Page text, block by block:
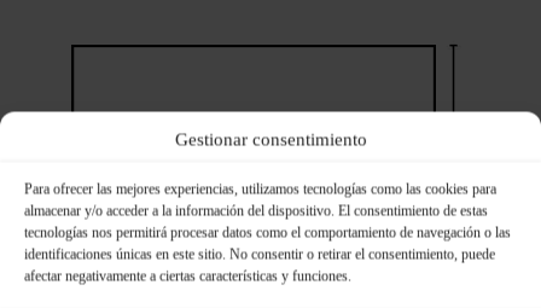
Gestionar consentimiento
Para ofrecer las mejores experiencias, utilizamos tecnologías como las cookies para
almacenar y/o acceder a la información del dispositivo. El consentimiento de estas
tecnologías nos permitirá procesar datos como el comportamiento de navegación o las
identificaciones únicas en este sitio. No consentir o retirar el consentimiento, puede
afectar negativamente a ciertas características y funciones.